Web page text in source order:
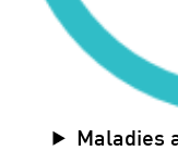
Maladies